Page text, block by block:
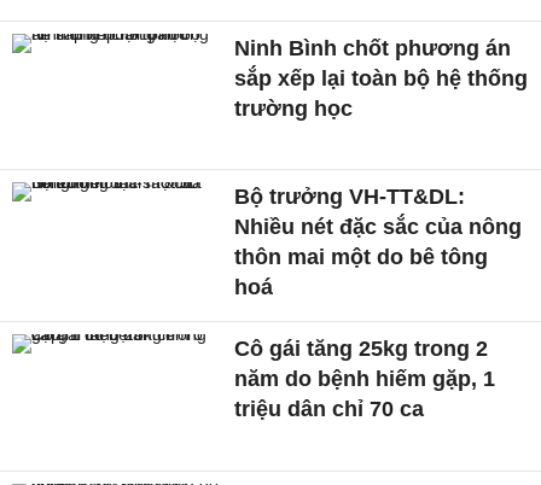
Ninh Bình chốt phương án
sắp xếp lại toàn bộ hệ thống
trường học
Bộ trưởng VH-TT&DL:
Nhiều nét đặc sắc của nông
thôn mai một do bê tông
hoá
Cô gái tăng 25kg trong 2
năm do bệnh hiếm gặp, 1
triệu dân chỉ 70 ca